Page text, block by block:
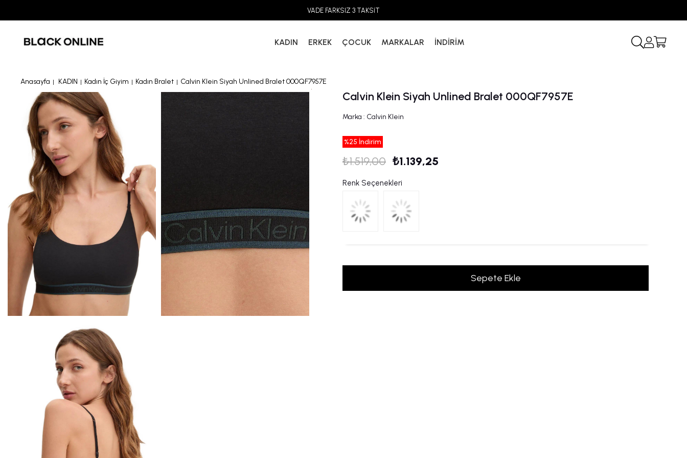
VADE FARKSIZ 3 TAKSİT
KADIN ERKEK ÇOCUK MARKALAR İNDİRİM
Anasayfa KADIN Kadın İç Giyim Kadın Bralet Calvin Klein Siyah Unlined Bralet 000QF7957E
Calvin Klein Siyah Unlined Bralet 000QF7957E
Marka : Calvin Klein
%25 İndirim
₺1.519,00 ₺1.139,25
Renk Seçenekleri